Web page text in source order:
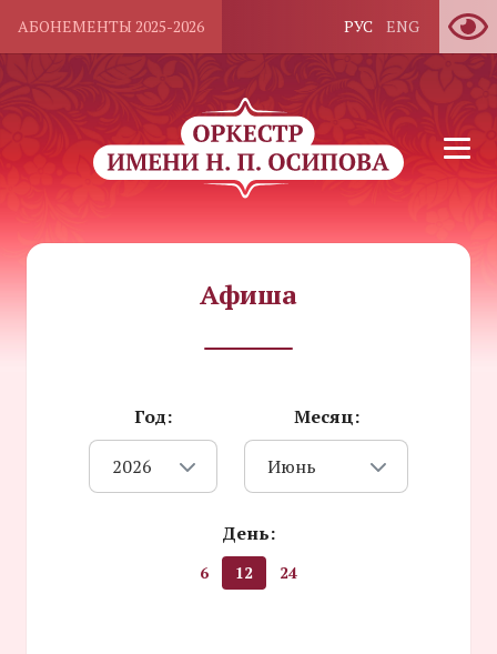
АБОНЕМЕНТЫ 2025-2026 РУС ENG
Афиша
Год:
2026
Месяц:
Июнь
День:
6 12 24